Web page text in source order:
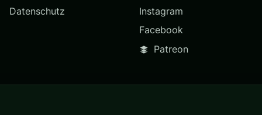
Datenschutz
Instagram
Facebook
Patreon